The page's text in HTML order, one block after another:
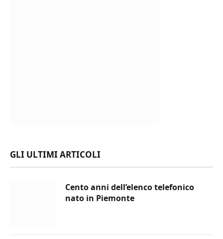
GLI ULTIMI ARTICOLI
Cento anni dell’elenco telefonico
nato in Piemonte